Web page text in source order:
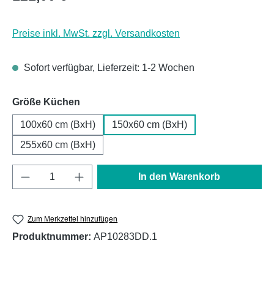
Preise inkl. MwSt. zzgl. Versandkosten
Sofort verfügbar, Lieferzeit: 1-2 Wochen
Größe Küchen
100x60 cm (BxH)
150x60 cm (BxH)
255x60 cm (BxH)
Produkt Anzahl: Gib den gewünschten
In den Warenkorb
Zum Merkzettel hinzufügen
Produktnummer: AP10283DD.1